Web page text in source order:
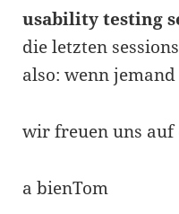
usability testing
die letzten
also: wenn
wir freuen uns auf
a bienTom